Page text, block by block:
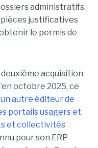
administratifs,
pièces justificatives
le permis de
acquisition
octobre 2025, ce
autre éditeur de
portails usagers et
et collectivités
pour son ERP